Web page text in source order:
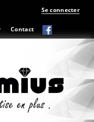
Contact
Se connecter